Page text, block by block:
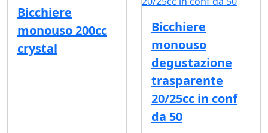
Bicchiere
monouso 200cc
crystal
Bicchiere
monouso
degustazione
trasparente
20/25cc in conf
da 50